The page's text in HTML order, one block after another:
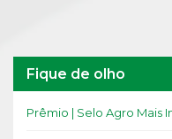
Fique de olho
Prêmio | Selo Agro Mais